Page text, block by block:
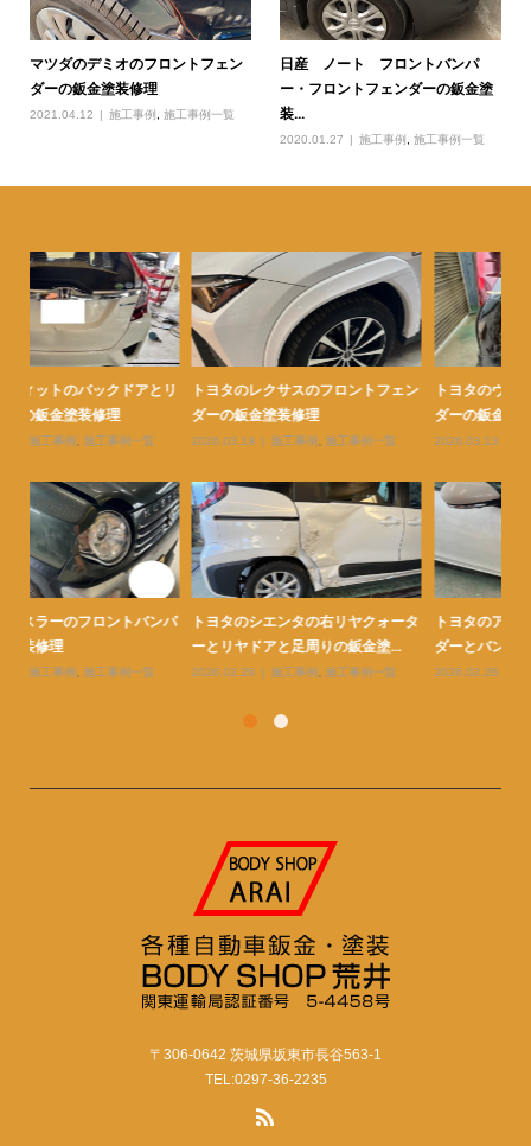
マツダのデミオのフロントフェン
ダーの鈑金塗装修理
2021.04.12 施工事例 施工事例一覧
日産 ノート フロントバンパ
ー・フロントフェンダーの鈑金塗
装...
2020.01.27 施工事例 ,施工事例一覧
トヨタのレクサスのフロントフェン
ダーの鈑金塗装修理
2026.03.19 施工事例 施工事例一覧
トヨタのヴォクシーの右リヤフェン
ダーの鈑金塗装修理
2026.03.13 施工事例 施工事例一覧
トヨタのシエンタの右リヤクォータ
ーとリヤドアと足周りの鈑金塗...
2026.02.26 施工事例 施工事例一覧
トヨタのアクアの右フロントフェン
ダーとバンパーとボンネットの...
2026.02.26 施工事例 施工事例一覧
〒306-0642 茨城県坂東市長谷563-1
TEL:0297-36-2235